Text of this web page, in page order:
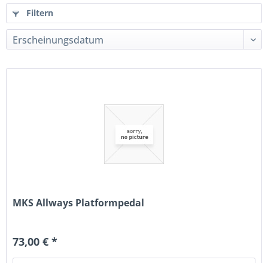
Filtern
MKS Allways Platformpedal
73,00 € *